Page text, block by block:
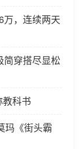
，连续两天
简穿搭尽显松
科书
玛《街头霸